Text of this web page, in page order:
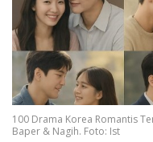
100 Drama Korea Romantis
Baper & Nagih. Foto: Ist